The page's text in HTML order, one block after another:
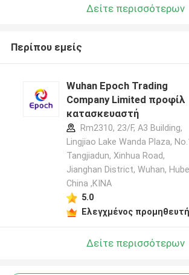
Δείτε περισσότερων
Περίπου εμείς
Wuhan Epoch Trading
Company Limited προφίλ
κατασκευαστή
Rm2310, 23/F, A3 Building,
Lingjiao Lake Wanda Plaza,
Tangjiadun, Xinhua Road,
Jianghan District, Wuhan,
China ,ΚΙΝΑ
5.0
Ελεγχμένος
Δείτε περισσότερων